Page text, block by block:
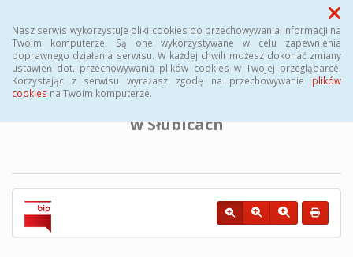
Nasz serwis wykorzystuje pliki cookies do przechowywania informacji na
Twoim komputerze. Są one wykorzystywane w celu zapewnienia
poprawnego działania serwisu. W każdej chwili możesz dokonać zmiany
ustawień dot. przechowywania plików cookies w Twojej przeglądarce.
Korzystając z serwisu wyrażasz zgodę na przechowywanie plików
cookies na Twoim komputerze.
Menu
BIULETYN INFORMACJI PUBLICZNEJ
Powiatowego Urzędu Pracy
w Słubicach